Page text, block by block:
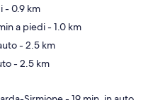
- 0.9 km
a piedi- 1.0 km
- 2.5 km
- 2.5 km